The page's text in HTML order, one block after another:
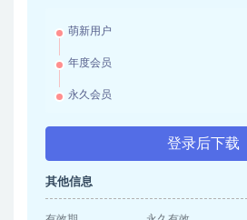
萌新用户
年度会员
永久会员
登录后下载
其他信息